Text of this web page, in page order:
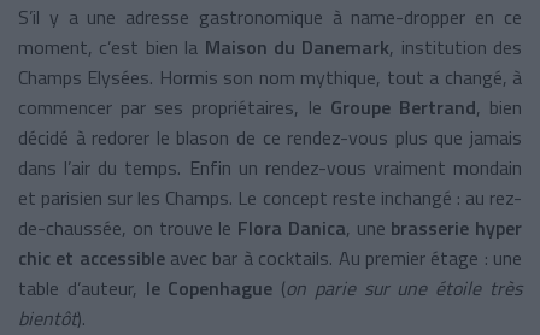
S’il y a une adresse gastronomique à name-dropper en ce
moment, c’est bien la Maison du Danemark, institution des
Champs Elysées. Hormis son nom mythique, tout a changé, à
commencer par ses propriétaires, le Groupe Bertrand, bien
décidé à redorer le blason de ce rendez-vous plus que jamais
dans l’air du temps. Enfin un rendez-vous vraiment mondain
et parisien sur les Champs. Le concept reste inchangé : au rez-
de-chaussée, on trouve le Flora Danica, une brasserie hyper
chic et accessibleavec bar à cocktails. Au premier étage : une
table d’auteur, le Copenhague (on parie sur une étoile très
bientôt).